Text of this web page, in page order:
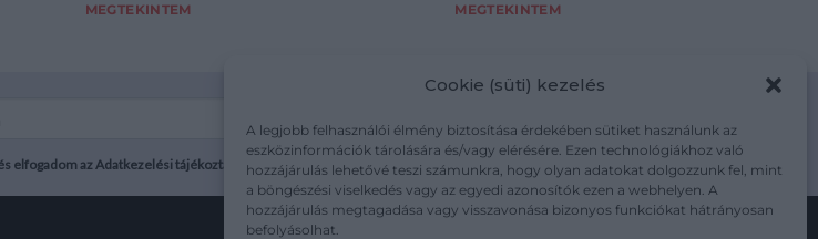
Cookie (süti) kezelés
A legjobb felhasználói élmény biztosítása érdekében sütiket használunk az
eszközinformációk tárolására és/vagy elérésére. Ezen technológiákhoz való
hozzájárulás lehetővé teszi számunkra, hogy olyan adatokat dolgozzunk fel, mint
a böngészési viselkedés vagy az egyedi azonosítók ezen a webhelyen. A
hozzájárulás megtagadása vagy visszavonása bizonyos funkciókat hátrányosan
befolyásolhat.
MEGTEKINTEM MEGTEKINTEM
elfogadom az Adatkezelési tájékoztatót: mutargy.com/adatkezelesi-tajekoztato/